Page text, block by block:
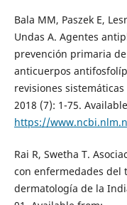
Bala MM, Paszek E,
Undas A. Agentes
prevención primaria
anticuerpos
revisiones
2018 (7): 1-75.
https://
Rai R, Swetha T.
con enfermedades del
dermatología de la